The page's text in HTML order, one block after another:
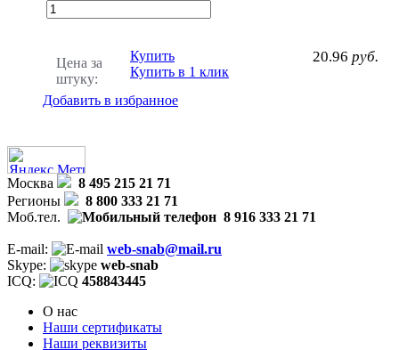
Цена за
штуку:
20.96 руб.
Купить
Купить в 1 клик
Добавить в избранное
Москва
8 495 215 21 71
Регионы
8 800 333 21 71
Моб.тел.
8 916 333 21 71
E-mail:
web-snab@mail.ru
Skype:
web-snab
ICQ:
458843445
О нас
Наши сертификаты
Наши реквизиты